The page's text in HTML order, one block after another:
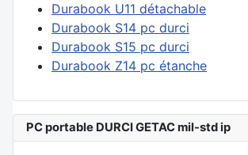
Durabook U11 détachable
Durabook S14 pc durci
Durabook S15 pc durci
Durabook Z14 pc étanche
PC portable DURCI GETAC mil-std ip